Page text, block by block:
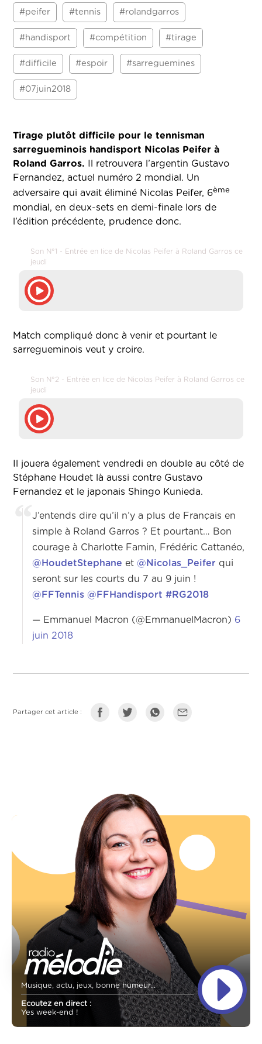
#peifer #tennis #rolandgarros
#handisport #compétition #tirage
#difficile #espoir #sarreguemines
#07juin2018
Tirage plutôt difficile pour le tennisman
sarregueminois handisport Nicolas Peifer à
Roland Garros. Il retrouvera l’argentin Gustavo
Fernandez, actuel numéro 2 mondial. Un
adversaire qui avait éliminé Nicolas Peifer, 6ème
mondial, en deux-sets en demi-finale lors de
l’édition précédente, prudence donc.
Son N°1 - Entrée en lice de Nicolas Peifer à Roland Garros ce
jeudi
Match compliqué donc à venir et pourtant le
sarregueminois veut y croire.
Son N°2 - Entrée en lice de Nicolas Peifer à Roland Garros ce
jeudi
Il jouera également vendredi en double au côté de
Stéphane Houdet là aussi contre Gustavo
Fernandez et le japonais Shingo Kunieda.
J’entends dire qu’il n’y a plus de Français en
simple à Roland Garros ? Et pourtant… Bon
courage à Charlotte Famin, Frédéric Cattanéo,
@HoudetStephane et @Nicolas_Peifer qui
seront sur les courts du 7 au 9 juin !
@FFTennis @FFHandisport #RG2018
— Emmanuel Macron (@EmmanuelMacron) 6
juin 2018
Partager cet article :
Musique, actu, jeux, bonne humeur...
Ecoutez en direct :
Yes week-end !